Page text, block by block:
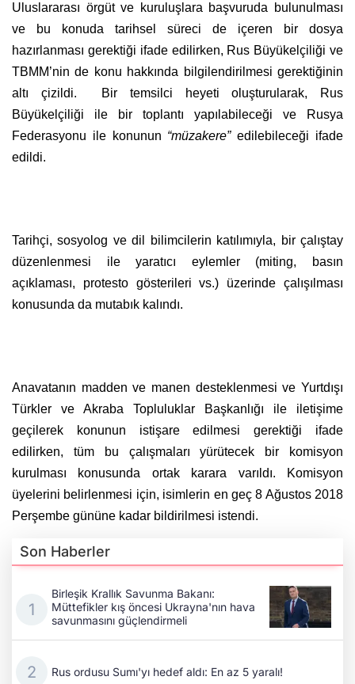
Uluslararası örgüt ve kuruluşlara başvuruda bulunulması
ve bu konuda tarihsel süreci de içeren bir dosya
hazırlanması gerektiği ifade edilirken, Rus Büyükelçiliği ve
TBMM’nin de konu hakkında bilgilendirilmesi gerektiğinin
altı çizildi. Bir temsilci heyeti oluşturularak, Rus
Büyükelçiliği ile bir toplantı yapılabileceği ve Rusya
Federasyonu ile konunun “müzakere”edilebileceği ifade
edildi.
Tarihçi, sosyolog ve dil bilimcilerin katılımıyla, bir çalıştay
düzenlenmesi ile yaratıcı eylemler (miting, basın
açıklaması, protesto gösterileri vs.) üzerinde çalışılması
konusunda da mutabık kalındı.
Anavatanın madden ve manen desteklenmesi ve Yurtdışı
Türkler ve Akraba Topluluklar Başkanlığı ile iletişime
geçilerek konunun istişare edilmesi gerektiği ifade
edilirken, tüm bu çalışmaları yürütecek bir komisyon
kurulması konusunda ortak karara varıldı. Komisyon
üyelerini belirlenmesi için, isimlerin en geç 8 Ağustos 2018
Perşembe gününe kadar bildirilmesi istendi.
Son Haberler
Birleşik Krallık Savunma Bakanı:
Müttefikler kış öncesi Ukrayna'nın hava
savunmasını güçlendirmeli
Rus ordusu Sumı'yı hedef aldı: En az 5 yaralı!